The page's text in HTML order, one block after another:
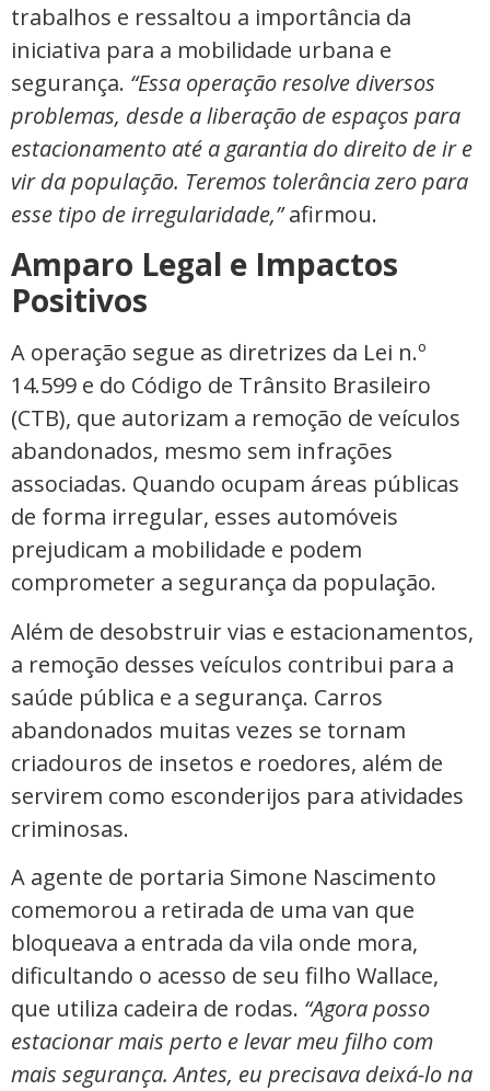
trabalhos e ressaltou a importância da
iniciativa para a mobilidade urbana e
segurança. “Essa operação resolve diversos
problemas, desde a liberação de espaços para
estacionamento até a garantia do direito de ir e
vir da população. Teremos tolerância zero para
esse tipo de irregularidade,”afirmou.
Amparo Legal e Impactos
Positivos
A operação segue as diretrizes da Lei n.º
14.599 e do Código de Trânsito Brasileiro
(CTB), que autorizam a remoção de veículos
abandonados, mesmo sem infrações
associadas. Quando ocupam áreas públicas
de forma irregular, esses automóveis
prejudicam a mobilidade e podem
comprometer a segurança da população.
Além de desobstruir vias e estacionamentos,
a remoção desses veículos contribui para a
saúde pública e a segurança. Carros
abandonados muitas vezes se tornam
criadouros de insetos e roedores, além de
servirem como esconderijos para atividades
criminosas.
A agente de portaria Simone Nascimento
comemorou a retirada de uma van que
bloqueava a entrada da vila onde mora,
dificultando o acesso de seu filho Wallace,
que utiliza cadeira de rodas. “Agora posso
estacionar mais perto e levar meu filho com
mais segurança. Antes, eu precisava deixá-lo na